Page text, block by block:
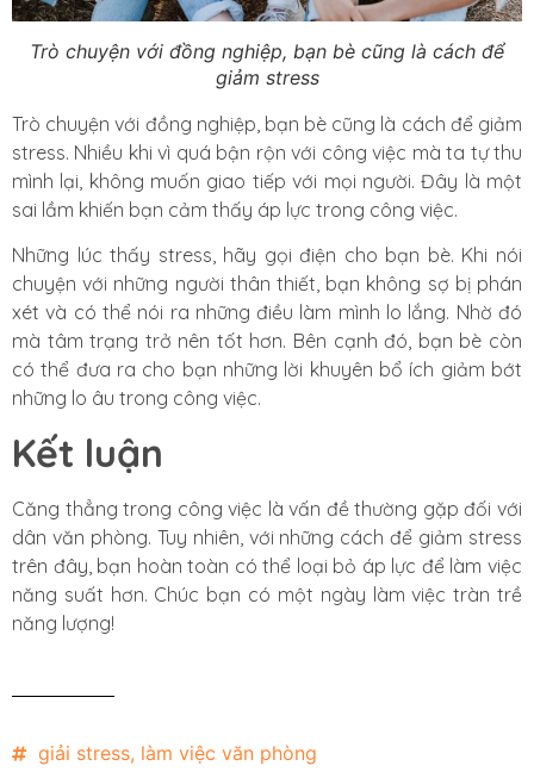
Trò chuyện với đồng nghiệp, bạn bè cũng là cách để
giảm stress
Trò chuyện với đồng nghiệp, bạn bè cũng là cách để giảm
stress. Nhiều khi vì quá bận rộn với công việc mà ta tự thu
mình lại, không muốn giao tiếp với mọi người. Đây là một
sai lầm khiến bạn cảm thấy áp lực trong công việc.
Những lúc thấy stress, hãy gọi điện cho bạn bè. Khi nói
chuyện với những người thân thiết, bạn không sợ bị phán
xét và có thể nói ra những điều làm mình lo lắng. Nhờ đó
mà tâm trạng trở nên tốt hơn. Bên cạnh đó, bạn bè còn
có thể đưa ra cho bạn những lời khuyên bổ ích giảm bớt
những lo âu trong công việc.
Kết luận
Căng thẳng trong công việc là vấn đề thường gặp đối với
dân văn phòng. Tuy nhiên, với những cách để giảm stress
trên đây, bạn hoàn toàn có thể loại bỏ áp lực để làm việc
năng suất hơn. Chúc bạn có một ngày làm việc tràn trề
năng lượng!
giải stress, làm việc văn phòng